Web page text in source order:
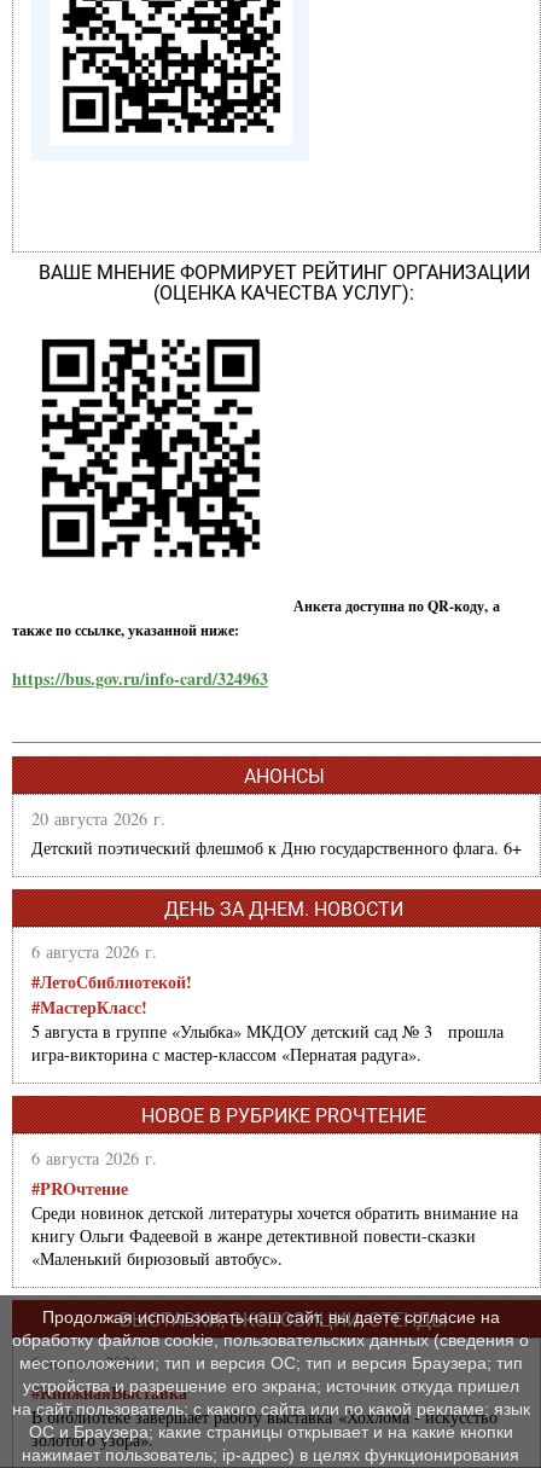
ВАШЕ МНЕНИЕ ФОРМИРУЕТ РЕЙТИНГ ОРГАНИЗАЦИИ
(ОЦЕНКА КАЧЕСТВА УСЛУГ):
Анкета доступна по QR-коду, а
также по ссылке, указанной ниже:
https://bus.gov.ru/info-card/324963
АНОНСЫ
20 августа 2026 г.
Детский поэтический флешмоб к Дню государственного флага. 6+
ДЕНЬ ЗА ДНЕМ. НОВОСТИ
6 августа 2026 г.
#ЛетоСбиблиотекой!
#МастерКласс!
5 августа в группе «Улыбка» МКДОУ детский сад № 3 прошла
игра-викторина с мастер-классом «Пернатая радуга».
НОВОЕ В РУБРИКЕ PROЧТЕНИЕ
6 августа 2026 г.
#PROчтение
Среди новинок детской литературы хочется обратить внимание на
книгу Ольги Фадеевой в жанре детективной повести-сказки
«Маленький бирюзовый автобус».
ВЫСТАВКИ, ЭКСПОЗИЦИИ, СТЕНДЫ
6 августа 2026 г.
#КнижнаяВыставка
В библиотеке завершает работу выставка «Хохлома - искусство
золотого узора».
Продолжая использовать наш сайт, вы даете согласие на
обработку файлов cookie, пользовательских данных (сведения о
местоположении; тип и версия ОС; тип и версия Браузера; тип
устройства и разрешение его экрана; источник откуда пришел
на сайт пользователь; с какого сайта или по какой рекламе; язык
ОС и Браузера; какие страницы открывает и на какие кнопки
нажимает пользователь; ip-адрес) в целях функционирования